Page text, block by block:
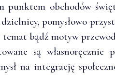
punktem obchodów
pomysłowo
temat bądź motyw
są własnoręcznie
na integrację